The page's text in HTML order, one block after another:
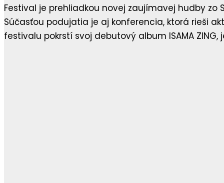
Festival je prehliadkou novej zaujímavej hudby
Súčasťou podujatia je aj konferencia, ktorá rieši
festivalu pokrstí svoj debutový album ISAMA